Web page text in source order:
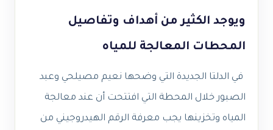
ويوجد الكثير من أهداف وتفاصيل
المحطات المعالجة للمياه
في الدلتا الجديدة التي وضحها نعيم مصيلحي وعبد
الصبور خلال المحطة التي افتتحت أن عند معالجة
المياه وتخزينها يجب معرفة الرقم الهيدروجيني من